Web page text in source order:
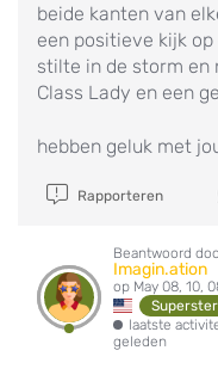
beide kanten van
een positieve kijk
stilte in de storm en
Class Lady en een
hebben geluk met
Rapporteren
Beantwoord
Imagin.ation
op May 08, 10,
Superster
laatste
geleden